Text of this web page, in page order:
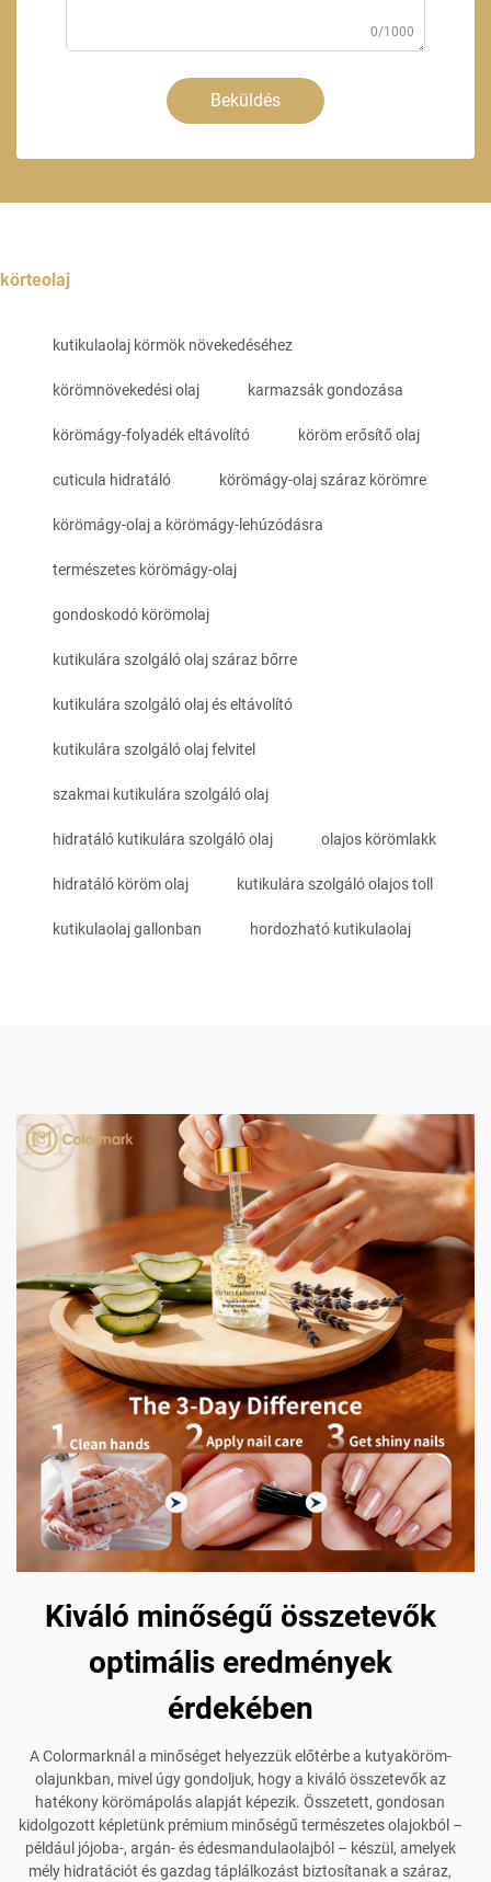
0/1000
Beküldés
körteolaj
kutikulaolaj körmök növekedéséhez
körömnövekedési olaj karmazsák gondozása
körömágy-folyadék eltávolító köröm erősítő olaj
cuticula hidratáló körömágy-olaj száraz körömre
körömágy-olaj a körömágy-lehúzódásra
természetes körömágy-olaj
gondoskodó körömolaj
kutikulára szolgáló olaj száraz bőrre
kutikulára szolgáló olaj és eltávolító
kutikulára szolgáló olaj felvitel
szakmai kutikulára szolgáló olaj
hidratáló kutikulára szolgáló olaj olajos körömlakk
hidratáló köröm olaj kutikulára szolgáló olajos toll
kutikulaolaj gallonban hordozható kutikulaolaj
Kiváló minőségű összetevők
optimális eredmények
érdekében
A Colormarknál a minőséget helyezzük előtérbe a kutyaköröm-
olajunkban, mivel úgy gondoljuk, hogy a kiváló összetevők az
hatékony körömápolás alapját képezik. Összetett, gondosan
kidolgozott képletünk prémium minőségű természetes olajokból –
például jójoba-, argán- és édesmandulaolajból – készül, amelyek
mély hidratációt és gazdag táplálkozást biztosítanak a száraz,